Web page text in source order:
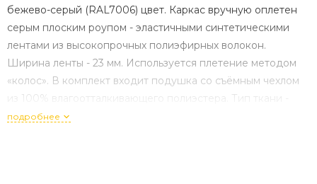
бежево-серый (RAL7006) цвет. Каркас вручную оплетен
серым плоским роупом - эластичными синтетическими
лентами из высокопрочных полиэфирных волокон.
Ширина ленты - 23 мм. Используется плетение методом
«колос». В комплект входит подушка со съёмным чехлом
из 100% влагоотталкивающего полиэстера. Тип ткани -
рогожка. Размер стула: 570×620×775 мм.
подробнее